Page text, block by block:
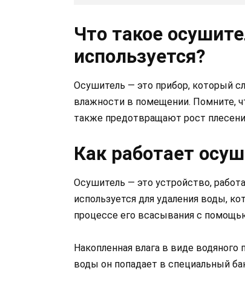
Что такое
используется?
Осушитель — это прибор, который
влажности в помещении. Помните,
также предотвращают рост плесени
Как работает
Осушитель — это устройство,
используется для удаления воды,
процессе его всасывания с
Накопленная влага в виде
воды он попадает в специальный